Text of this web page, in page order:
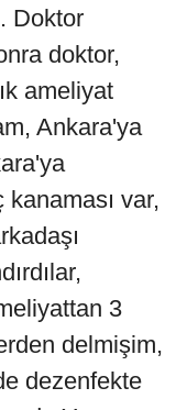
Doktor
doktor,
ameliyat
Ankara'ya
var,
3
delmişim,
dezenfekte